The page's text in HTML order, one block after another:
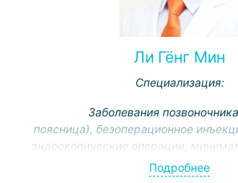
Ли Гёнг Мин
Специализация:
Заболевания
поясница), безоперационное
эндоскопические операции,
операции позвоночника, замена
Подробнее